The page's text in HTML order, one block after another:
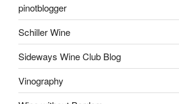
pinotblogger
Schiller Wine
Sideways Wine Club Blog
Vinography